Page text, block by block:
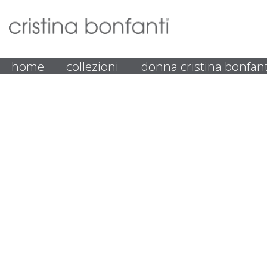
home collezioni donna cristina